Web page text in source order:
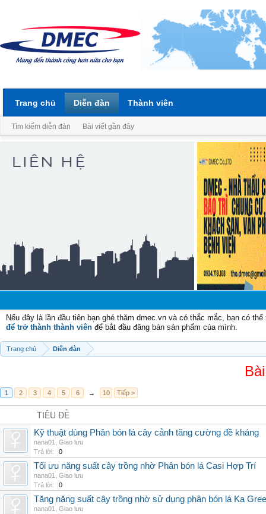
Nếu đây là lần đầu tiên bạn ghé thăm dmec.vn và có thắc mắc, bạn có
để trở thành thành viên để bắt đầu đăng bán sản phẩm của mình.
Trang chủ Diễn đàn
1 2 3 4 5 6 → 10 Tiếp >
TIÊU ĐỀ
Kỹ thuật dùng Phân bón lá cây cảnh tăng cường đề kháng
nana01
Giao lưu
Trả lời:
0
Tối ưu năng suất cây trồng nhờ Phân bón lá Casi Hợp Trí
nana01
Giao lưu
Trả lời:
0
Tăng năng suất cây trồng nhờ sử dụng phân bón lá Ka
nana01
Giao lưu
Trang chủ Diễn đàn
Tìm kiếm diễn đàn Bài viết gần đây
Thành viên